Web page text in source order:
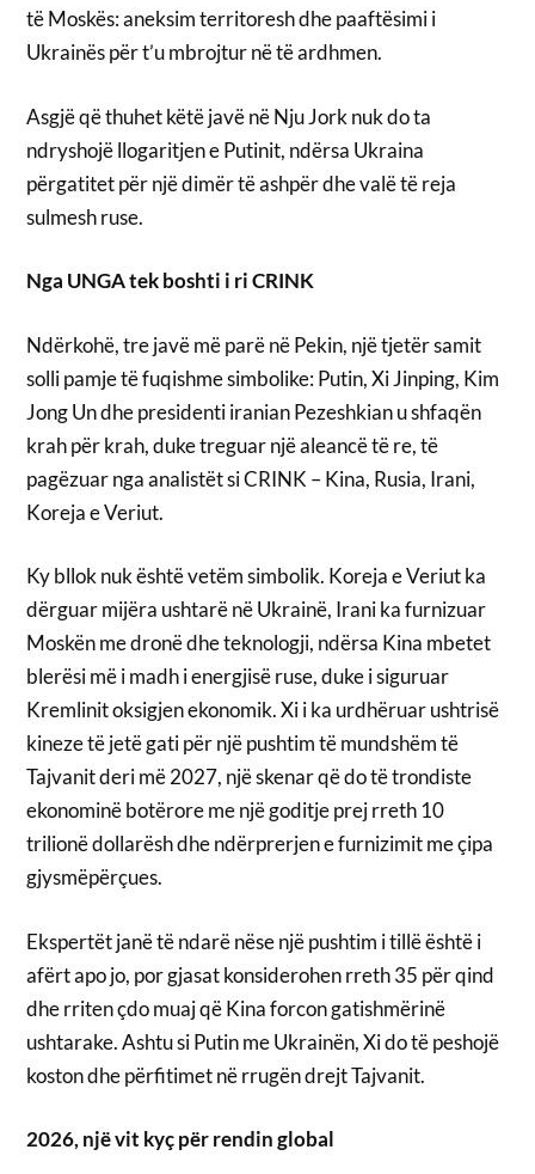
të Moskës: aneksim territoresh dhe paaftësimi i
Ukrainës për t’u mbrojtur në të ardhmen.
Asgjë që thuhet këtë javë në Nju Jork nuk do ta
ndryshojë llogaritjen e Putinit, ndërsa Ukraina
përgatitet për një dimër të ashpër dhe valë të reja
sulmesh ruse.
Nga UNGA tek boshti i ri CRINK
Ndërkohë, tre javë më parë në Pekin, një tjetër samit
solli pamje të fuqishme simbolike: Putin, Xi Jinping, Kim
Jong Un dhe presidenti iranian Pezeshkian u shfaqën
krah për krah, duke treguar një aleancë të re, të
pagëzuar nga analistët si CRINK – Kina, Rusia, Irani,
Koreja e Veriut.
Ky bllok nuk është vetëm simbolik. Koreja e Veriut ka
dërguar mijëra ushtarë në Ukrainë, Irani ka furnizuar
Moskën me dronë dhe teknologji, ndërsa Kina mbetet
blerësi më i madh i energjisë ruse, duke i siguruar
Kremlinit oksigjen ekonomik. Xi i ka urdhëruar ushtrisë
kineze të jetë gati për një pushtim të mundshëm të
Tajvanit deri më 2027, një skenar që do të trondiste
ekonominë botërore me një goditje prej rreth 10
trilionë dollarësh dhe ndërprerjen e furnizimit me çipa
gjysmëpërçues.
Ekspertët janë të ndarë nëse një pushtim i tillë është i
afërt apo jo, por gjasat konsiderohen rreth 35 për qind
dhe rriten çdo muaj që Kina forcon gatishmërinë
ushtarake. Ashtu si Putin me Ukrainën, Xi do të peshojë
koston dhe përfitimet në rrugën drejt Tajvanit.
2026, një vit kyç për rendin global